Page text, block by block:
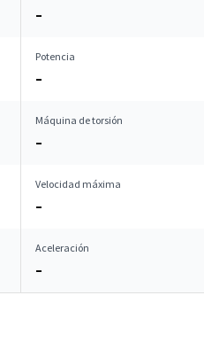
–
Potencia
–
Máquina de torsión
–
Velocidad máxima
–
Aceleración
–